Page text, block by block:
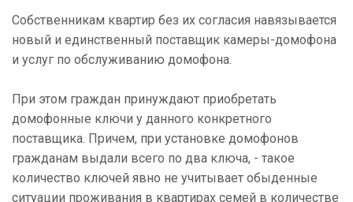
Собственникам квартир без их согласия навязывается
новый и единственный поставщик камеры-домофона
и услуг по обслуживанию домофона.
При этом граждан принуждают приобретать
домофонные ключи у данного конкретного
поставщика. Причем, при установке домофонов
гражданам выдали всего по два ключа, - такое
количество ключей явно не учитывает обыденные
ситуации проживания в квартирах семей в количестве